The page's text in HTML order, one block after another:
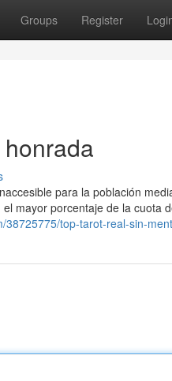
Groups Register
para la población
mayor porcentaje de la cuota
38725775/top-tarot-real-sin-